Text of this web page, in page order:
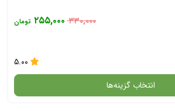
۳۳۰,۰۰۰ ۲۵۵,۰۰۰ تومان
۵.۰۰
انتخاب گزینه‌ها